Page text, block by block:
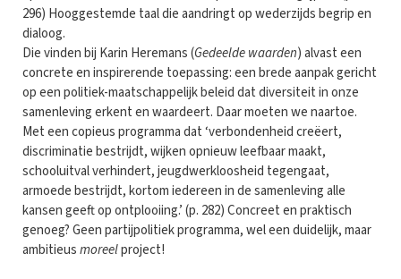
296) Hooggestemde taal die aandringt op wederzijds begrip en
dialoog.
Die vinden bij Karin Heremans (Gedeelde waarden) alvast een
concrete en inspirerende toepassing: een brede aanpak gericht
op een politiek-maatschappelijk beleid dat diversiteit in onze
samenleving erkent en waardeert. Daar moeten we naartoe.
Met een copieus programma dat ‘verbondenheid creëert,
discriminatie bestrijdt, wijken opnieuw leefbaar maakt,
schooluitval verhindert, jeugdwerkloosheid tegengaat,
armoede bestrijdt, kortom iedereen in de samenleving alle
kansen geeft op ontplooiing.’ (p. 282) Concreet en praktisch
genoeg? Geen partijpolitiek programma, wel een duidelijk, maar
ambitieusmoreelproject!